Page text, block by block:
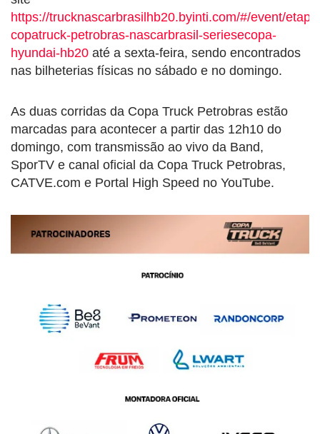
https://trucknascarbrasilhb20.byinti.com/#/event/
copatruck-petrobras-nascarbrasil-seriesecopa-
hyundai-hb20 até a sexta-feira, sendo encontrados
nas bilheterias físicas no sábado e no domingo.
As duas corridas da Copa Truck Petrobras estão
marcadas para acontecer a partir das 12h10 do
domingo, com transmissão ao vivo da Band,
SporTV e canal oficial da Copa Truck Petrobras,
CATVE.com e Portal High Speed no YouTube.